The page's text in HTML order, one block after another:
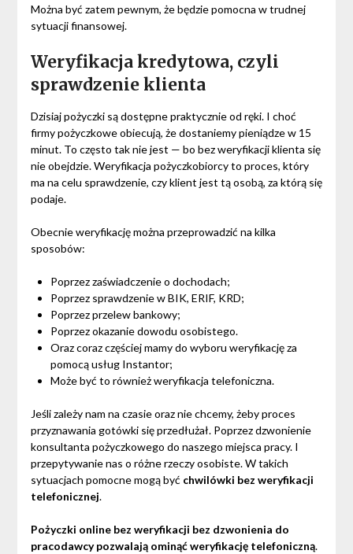
Można być zatem pewnym, że będzie pomocna w trudnej
sytuacji finansowej.
Weryfikacja kredytowa, czyli
sprawdzenie klienta
Dzisiaj pożyczki są dostępne praktycznie od ręki. I choć
firmy pożyczkowe obiecują, że dostaniemy pieniądze w 15
minut. To często tak nie jest — bo bez weryfikacji klienta się
nie obejdzie. Weryfikacja pożyczkobiorcy to proces, który
ma na celu sprawdzenie, czy klient jest tą osobą, za którą się
podaje.
Obecnie weryfikację można przeprowadzić na kilka
sposobów:
Poprzez zaświadczenie o dochodach;
Poprzez sprawdzenie w BIK, ERIF, KRD;
Poprzez przelew bankowy;
Poprzez okazanie dowodu osobistego.
Oraz coraz częściej mamy do wyboru weryfikację za
pomocą usług Instantor;
Może być to również weryfikacja telefoniczna.
Jeśli zależy nam na czasie oraz nie chcemy, żeby proces
przyznawania gotówki się przedłużał. Poprzez dzwonienie
konsultanta pożyczkowego do naszego miejsca pracy. I
przepytywanie nas o różne rzeczy osobiste. W takich
sytuacjach pomocne mogą być chwilówki bez weryfikacji
telefonicznej.
Pożyczki online bez weryfikacji bez dzwonienia do
pracodawcy pozwalają ominąć weryfikację telefoniczną.